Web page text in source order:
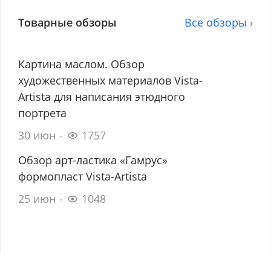
Товарные обзоры Все обзоры ›
Картина маслом. Обзор
художественных материалов Vista-
Artista для написания этюдного
портрета
30 июн
1757
Обзор арт-ластика «Гамрус»
формопласт Vista-Artista
25 июн
1048